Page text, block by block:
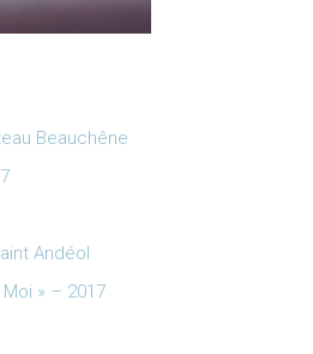
Beauchêne
Andéol
» – 2017